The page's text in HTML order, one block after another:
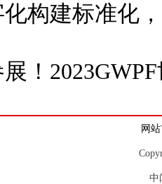
化构建标准化
！
网
中